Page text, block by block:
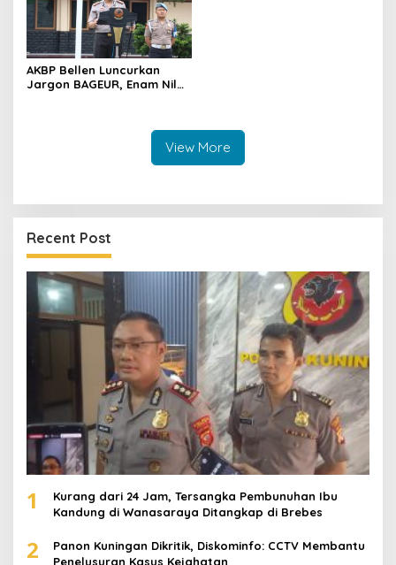
AKBP Bellen Luncurkan
Jargon BAGEUR, Enam Nilai
View More
Recent Post
1
Kurang dari 24 Jam, Tersangka Pembunuhan Ibu
Kandung di Wanasaraya Ditangkap di Brebes
2
Panon Kuningan Dikritik, Diskominfo: CCTV Membantu
Penelusuran Kasus Kejahatan